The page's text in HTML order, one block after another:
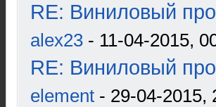
RE: Виниловый
alex23 - 11-04-2015,
RE: Виниловый
element - 29-04-2015,